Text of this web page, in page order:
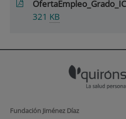
321 KB
Fundación Jiménez Díaz